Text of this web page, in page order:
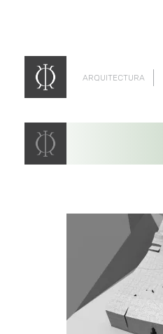
ARQUITECTURA